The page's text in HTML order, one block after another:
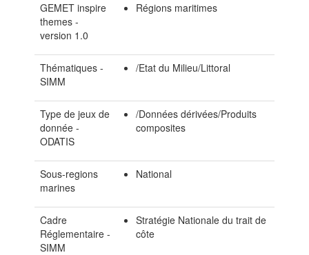
GEMET inspire
themes -
version 1.0
Régions maritimes
Thématiques -
SIMM
/Etat du Milieu/Littoral
Type de jeux de
donnée -
ODATIS
/Données dérivées/Produits
composites
Sous-regions
marines
National
Cadre
Réglementaire -
SIMM
Stratégie Nationale du trait de
côte